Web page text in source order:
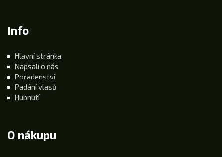
Info
Hlavní stránka
Napsali o nás
Poradenství
Padání vlasů
Hubnutí
O nákupu